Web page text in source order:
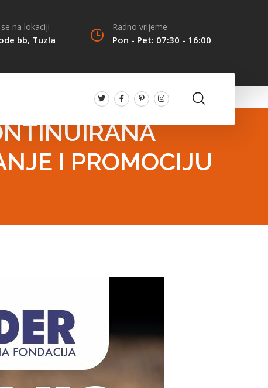
na lokaciji
bb, Tuzla
Radno vrijeme
Pon - Pet: 07:30 - 16:00
I PROMOCIJU